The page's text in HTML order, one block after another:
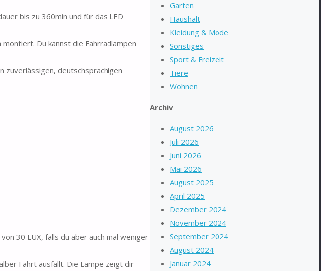
bis zu 360min und für das LED
Du kannst die Fahrradlampen
zuverlässigen, deutschsprachigen
30 LUX, falls du aber auch mal weniger
Fahrt ausfällt. Die Lampe zeigt dir
Garten
Haushalt
Kleidung & Mode
Sonstiges
Sport & Freizeit
Tiere
Wohnen
Archiv
August 2026
Juli 2026
Juni 2026
Mai 2026
August 2025
April 2025
Dezember 2024
November 2024
September 2024
August 2024
Januar 2024